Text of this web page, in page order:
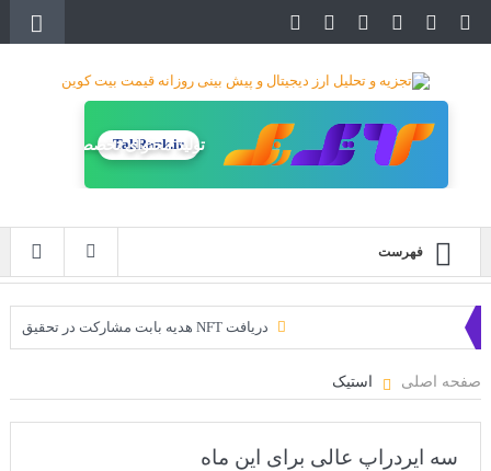
تولید محتوای تخصصی
TakRank.ir
فهرست
دریافت NFT هدیه بابت مشارکت در تحقیق
صفحه اصلی استیک
سه ایردراپ عالی برای این ماه